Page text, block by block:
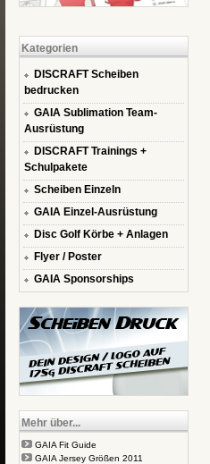
Kategorien
DISCRAFT Scheiben
bedrucken
GAIA Sublimation Team-
Ausrüstung
DISCRAFT Trainings +
Schulpakete
Scheiben Einzeln
GAIA Einzel-Ausrüstung
Disc Golf Körbe + Anlagen
Flyer / Poster
GAIA Sponsorships
Mehr über...
GAIA Fit Guide
GAIA Jersey Größen 2011